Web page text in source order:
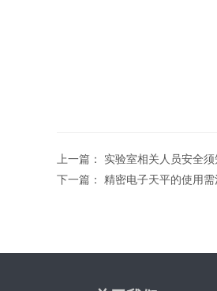
上一篇： 实验室相关人员安全须
下一篇： 精密电子天平的使用